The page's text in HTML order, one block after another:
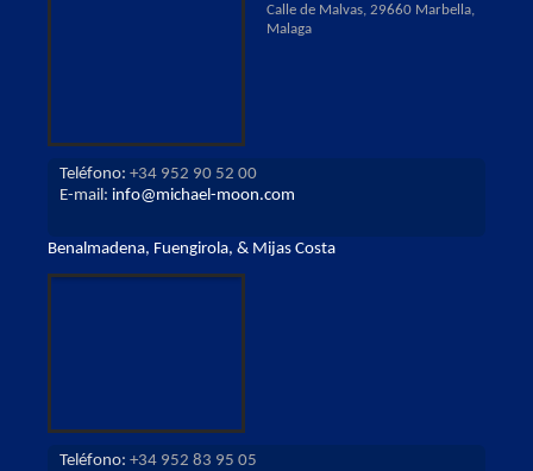
Calle de Malvas, 29660 Marbella,
Malaga
Teléfono: +34 952 90 52 00
E-mail: info@michael-moon.com
Benalmadena, Fuengirola, & Mijas Costa
Teléfono: +34 952 83 95 05